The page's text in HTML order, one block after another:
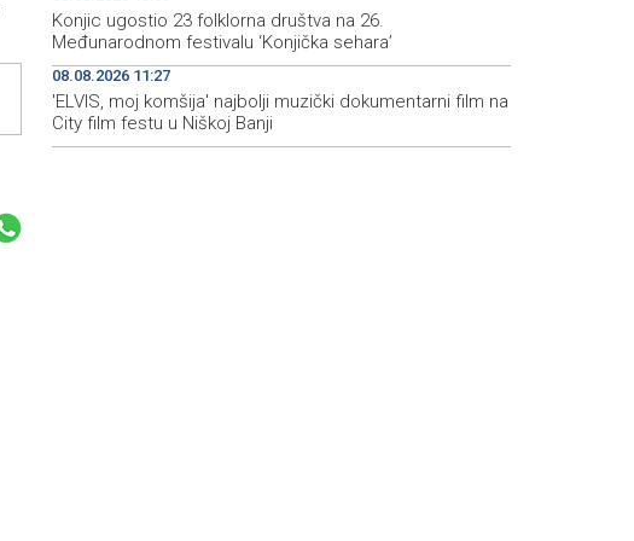
Konjic ugostio 23 folklorna društva na 26.
Međunarodnom festivalu ‘Konjička sehara’
08.08.2026 11:27
'ELVIS, moj komšija' najbolji muzički dokumentarni film na
City film festu u Niškoj Banji